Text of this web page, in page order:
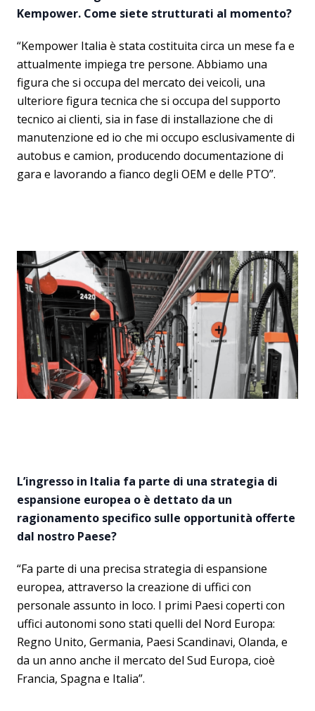
Kempower. Come siete strutturati al momento?
“Kempower Italia è stata costituita circa un mese fa e
attualmente impiega tre persone. Abbiamo una
figura che si occupa del mercato dei veicoli, una
ulteriore figura tecnica che si occupa del supporto
tecnico ai clienti, sia in fase di installazione che di
manutenzione ed io che mi occupo esclusivamente di
autobus e camion, producendo documentazione di
gara e lavorando a fianco degli OEM e delle PTO”.
L’ingresso in Italia fa parte di una strategia di
espansione europea o è dettato da un
ragionamento specifico sulle opportunità offerte
dal nostro Paese?
“Fa parte di una precisa strategia di espansione
europea, attraverso la creazione di uffici con
personale assunto in loco. I primi Paesi coperti con
uffici autonomi sono stati quelli del Nord Europa:
Regno Unito, Germania, Paesi Scandinavi, Olanda, e
da un anno anche il mercato del Sud Europa, cioè
Francia, Spagna e Italia”.